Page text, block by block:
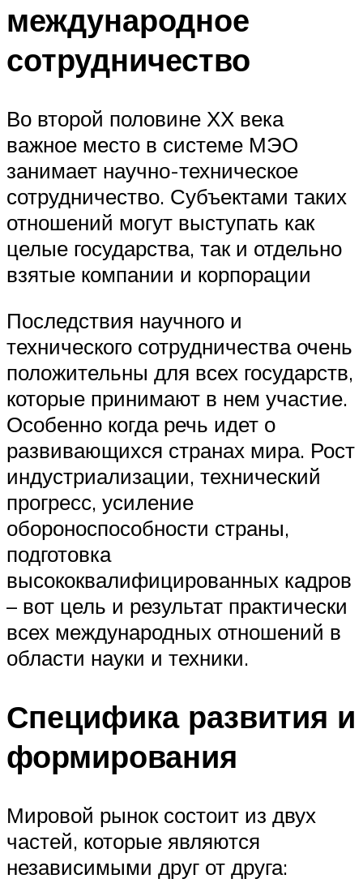
международное
сотрудничество
Во второй половине ХХ века
важное место в системе МЭО
занимает научно-техническое
сотрудничество. Субъектами таких
отношений могут выступать как
целые государства, так и отдельно
взятые компании и корпорации
Последствия научного и
технического сотрудничества очень
положительны для всех государств,
которые принимают в нем участие.
Особенно когда речь идет о
развивающихся странах мира. Рост
индустриализации, технический
прогресс, усиление
обороноспособности страны,
подготовка
высококвалифицированных кадров
– вот цель и результат практически
всех международных отношений в
области науки и техники.
Специфика развития и
формирования
Мировой рынок состоит из двух
частей, которые являются
независимыми друг от друга: